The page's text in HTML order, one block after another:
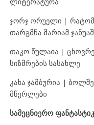
ჯორჯ ორუელი |
თარგმნა მარიამ
თაკო წულაია |
სიზმრების სასახლე
კახა ჯამბურია |
მწერლები
სამეცნიერო